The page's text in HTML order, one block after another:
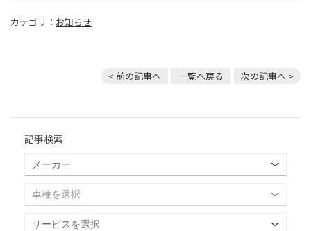
カテゴリ： お知らせ
< 前の記事へ 一覧へ戻る 次の記事へ >
記事検索